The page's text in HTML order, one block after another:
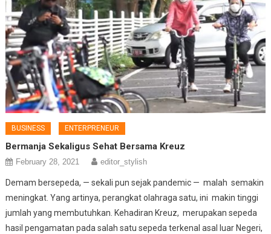
BUSINESS ENTERPRENEUR
Bermanja Sekaligus Sehat Bersama Kreuz
February 28, 2021 editor_stylish
Demam bersepeda, — sekali pun sejak pandemic — malah semakin
meningkat. Yang artinya, perangkat olahraga satu, ini makin tinggi
jumlah yang membutuhkan. Kehadiran Kreuz, merupakan sepeda
hasil pengamatan pada salah satu sepeda terkenal asal luar Negeri,